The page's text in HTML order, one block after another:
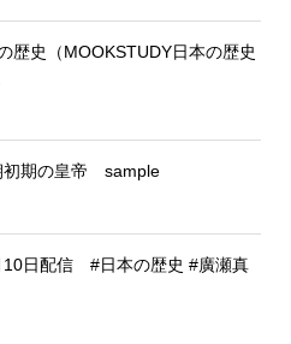
史（MOOKSTUDY日本の歴史
初期の皇帝 sample
日配信 #日本の歴史 #廣瀬真